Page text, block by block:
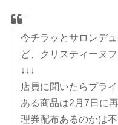
今チラッとサロンデ
ど、クリスティーヌ
↓↓↓
店員に聞いたらプラ
ある商品は2月7日に
理券配布あるのかは